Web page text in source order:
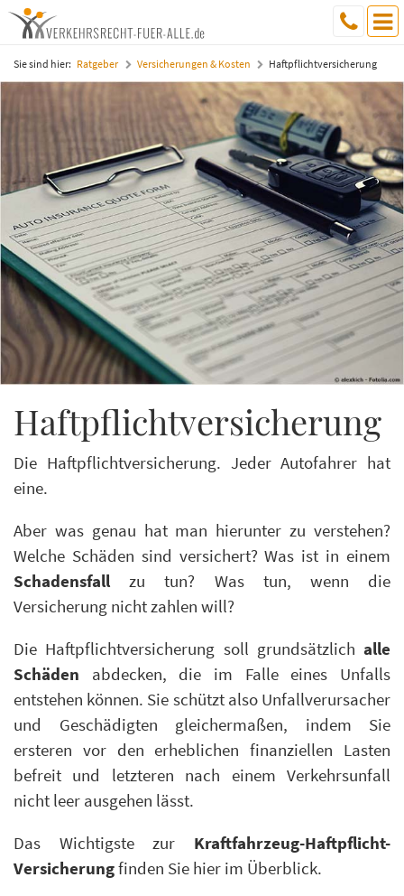
Sie sind hier: Ratgeber Versicherungen & Kosten Haftpflichtversicherung
Haft­pflicht­ver­sicherung
Die Haftpflichtversicherung. Jeder Autofahrer hat
eine.
Aber was genau hat man hierunter zu verstehen?
Welche Schäden sind versichert? Was ist in einem
Schadensfall zu tun? Was tun, wenn die
Versicherung nicht zahlen will?
Die Haftpflichtversicherung soll grundsätzlich alle
Schäden abdecken, die im Falle eines Unfalls
entstehen können. Sie schützt also Unfallverursacher
und Geschädigten gleichermaßen, indem Sie
ersteren vor den erheblichen finanziellen Lasten
befreit und letzteren nach einem Verkehrsunfall
nicht leer ausgehen lässt.
Das Wichtigste zur Kraftfahrzeug-Haftpflicht-
Versicherungfinden Sie hier im Überblick.